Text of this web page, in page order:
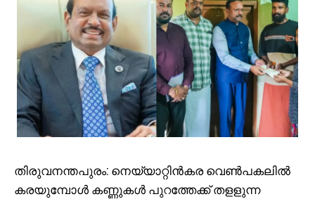
തിരുവനന്തപുരം: നെയ്യാറ്റിൻകര വെൺപകലിൽ
കരയുമ്പോൾ കണ്ണുകൾ പുറത്തേക്ക് തളളുന്ന